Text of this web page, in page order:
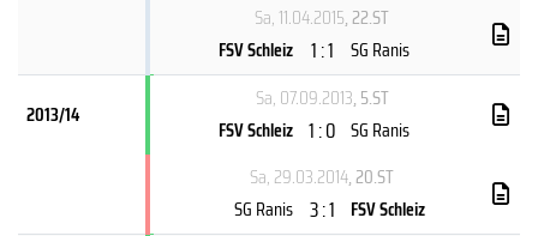
Sa, 11.04.2015, 22.ST
FSV Schleiz
1 : 1 SG Ranis
2013/14
Sa, 07.09.2013, 5.ST
FSV Schleiz 1 : 0 SG Ranis
Sa, 29.03.2014, 20.ST
SG Ranis 3 : 1 FSV Schleiz